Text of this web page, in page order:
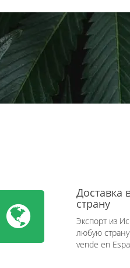
Доставка
страну
Экспорт из
любую
vende en